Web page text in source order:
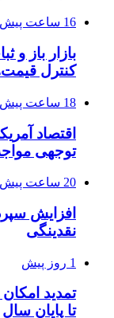
16 ساعت پیش
بازار باز و
کنترل
18 ساعت پیش
اقتصاد
توجهی
20 ساعت پیش
افزایش
نقدینگی
1 روز پیش
تمدید امکان
تا پایان سال